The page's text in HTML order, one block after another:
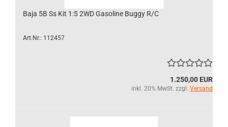
Baja 5B Ss Kit 1:5 2WD Gasoline Buggy R/C
Art.Nr.: 112457
1.250,00 EUR
inkl. 20% MwSt. zzgl. Versand